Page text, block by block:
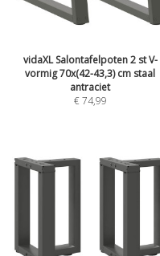
vidaXL Salontafelpoten 2 st V-
vormig 70x(42-43,3) cm staal
antraciet
€74,99